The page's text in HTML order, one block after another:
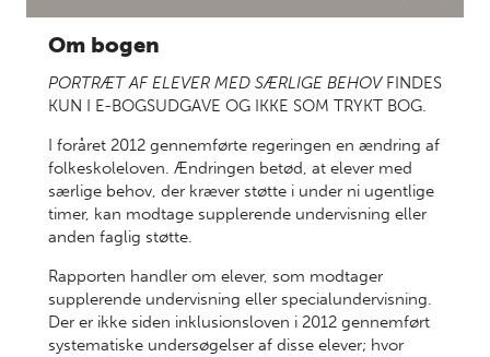
Om bogen
PORTRÆT AF ELEVER MED SÆRLIGE BEHOVFINDES
KUN I E-BOGSUDGAVE OG IKKE SOM TRYKT BOG.
I foråret 2012 gennemførte regeringen en ændring af
folkeskoleloven. Ændringen betød, at elever med
særlige behov, der kræver støtte i under ni ugentlige
timer, kan modtage supplerende undervisning eller
anden faglig støtte.
Rapporten handler om elever, som modtager
supplerende undervisning eller specialundervisning.
Der er ikke siden inklusionsloven i 2012 gennemført
systematiske undersøgelser af disse elever; hvor